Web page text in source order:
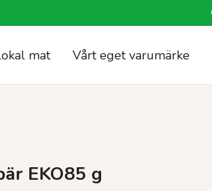
mat Vårt eget varumärke
EKO85 g